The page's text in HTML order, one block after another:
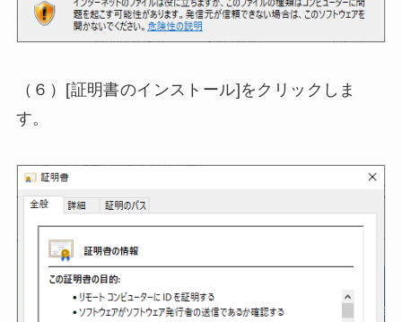
（６）[証明書のインストール]をクリックしま
す。